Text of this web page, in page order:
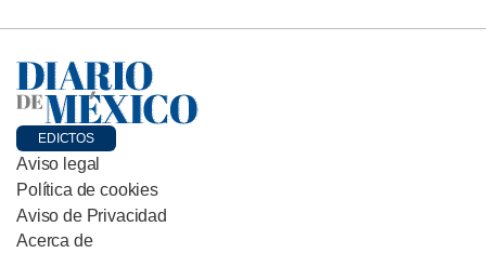
EDICTOS
Aviso legal
Política de cookies
Aviso de Privacidad
Acerca de